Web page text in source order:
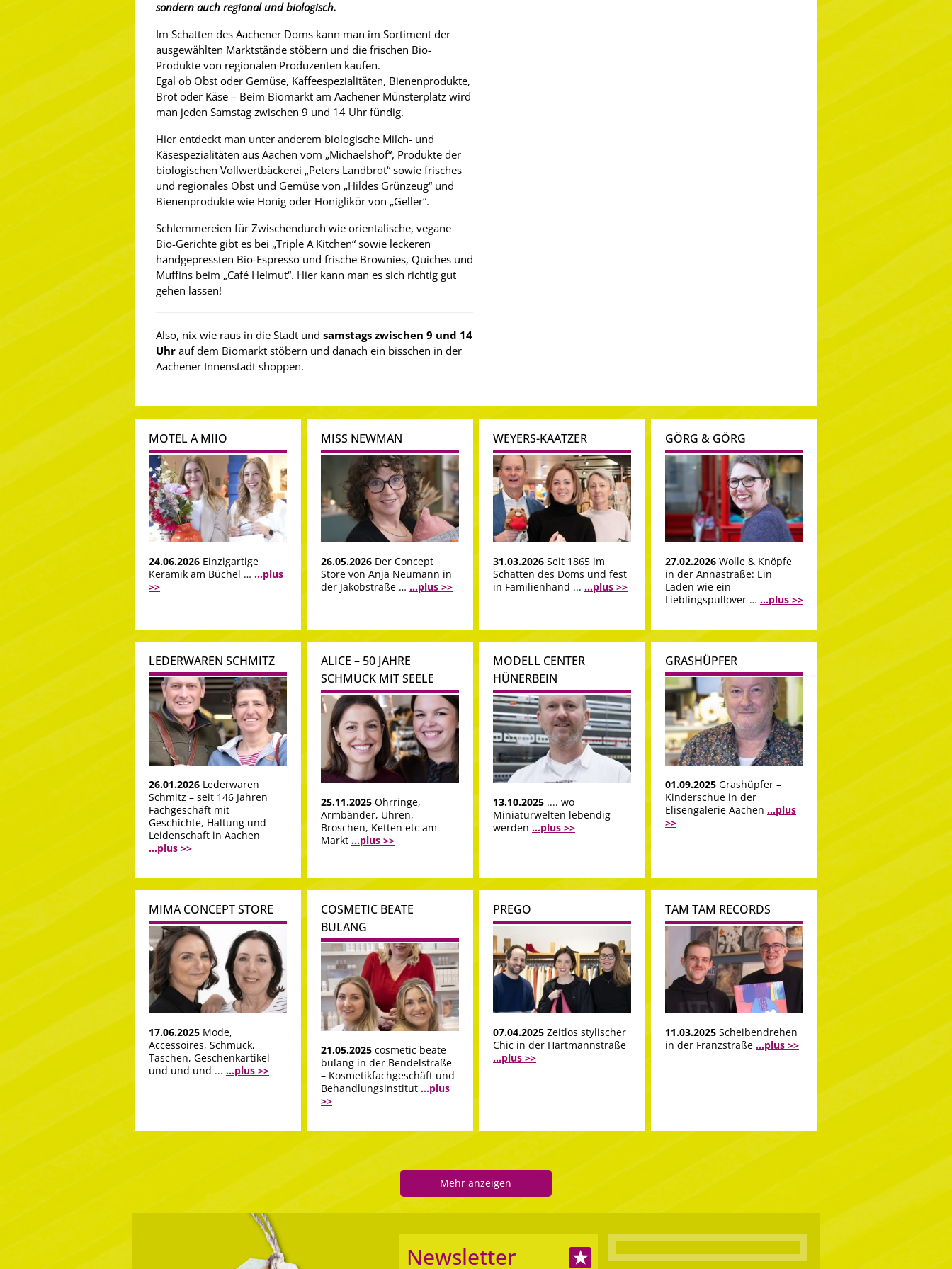
sondern auch regional und biologisch.
Im Schatten des Aachener Doms kann man im Sortiment der
ausgewählten Marktstände stöbern und die frischen Bio-
Produkte von regionalen Produzenten kaufen.
Egal ob Obst oder Gemüse, Kaffeespezialitäten, Bienenprodukte,
Brot oder Käse – Beim Biomarkt am Aachener Münsterplatz wird
man jeden Samstag zwischen 9 und 14 Uhr fündig.
Hier entdeckt man unter anderem biologische Milch- und
Käsespezialitäten aus Aachen vom „Michaelshof“, Produkte der
biologischen Vollwertbäckerei „Peters Landbrot“ sowie frisches
und regionales Obst und Gemüse von „Hildes Grünzeug“ und
Bienenprodukte wie Honig oder Honiglikör von „Geller“.
Schlemmereien für Zwischendurch wie orientalische, vegane
Bio-Gerichte gibt es bei „Triple A Kitchen“ sowie leckeren
handgepressten Bio-Espresso und frische Brownies, Quiches und
Muffins beim „Café Helmut“. Hier kann man es sich richtig gut
gehen lassen!
Also, nix wie raus in die Stadt und samstags zwischen 9 und 14
Uhr auf dem Biomarkt stöbern und danach ein bisschen in der
Aachener Innenstadt shoppen.
MOTEL A MIIO
24.06.2026 Einzigartige
Keramik am Büchel … ...plus
>>
MISS NEWMAN
26.05.2026 Der Concept
Store von Anja Neumann in
der Jakobstraße … ...plus >>
WEYERS-KAATZER
31.03.2026 Seit 1865 im
Schatten des Doms und fest
in Familienhand ... ...plus >>
GÖRG & GÖRG
27.02.2026 Wolle & Knöpfe
in der Annastraße: Ein
Laden wie ein
Lieblingspullover … ...plus >>
LEDERWAREN SCHMITZ
26.01.2026 Lederwaren
Schmitz – seit 146 Jahren
Fachgeschäft mit
Geschichte, Haltung und
Leidenschaft in Aachen
...plus >>
ALICE – 50 JAHRE
SCHMUCK MIT SEELE
25.11.2025 Ohrringe,
Armbänder, Uhren,
Broschen, Ketten etc am
Markt ...plus >>
MODELL CENTER
HÜNERBEIN
13.10.2025 .... wo
Miniaturwelten lebendig
werden ...plus >>
GRASHÜPFER
01.09.2025 Grashüpfer –
Kinderschue in der
Elisengalerie Aachen ...plus
>>
MIMA CONCEPT STORE
17.06.2025 Mode,
Accessoires, Schmuck,
Taschen, Geschenkartikel
und und und ... ...plus >>
COSMETIC BEATE
BULANG
21.05.2025 cosmetic beate
bulang in der Bendelstraße
– Kosmetikfachgeschäft und
Behandlungsinstitut ...plus
>>
PREGO
07.04.2025 Zeitlos stylischer
Chic in der Hartmannstraße
...plus >>
TAM TAM RECORDS
11.03.2025 Scheibendrehen
in der Franzstraße ...plus >>
Mehr anzeigen
Newsletter